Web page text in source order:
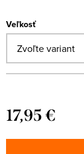
Veľkosť
17,95 €
cena: